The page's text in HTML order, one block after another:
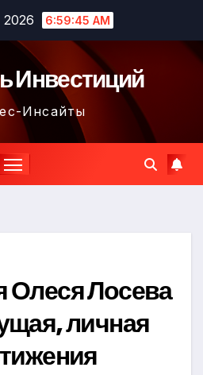
6:59:46 AM
Инвестиций
Инсайты
Олеся Лосева
личная